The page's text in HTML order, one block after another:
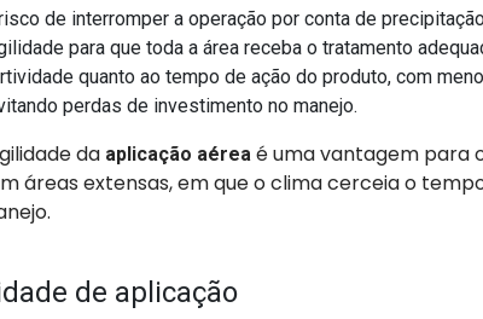
de interromper a operação por conta de
para que toda a área receba o tratamento
quanto ao tempo de ação do produto, com
perdas de investimento no manejo.
da aplicação aéreaé uma vantagem para
áreas extensas, em que o clima cerceia o
de aplicação